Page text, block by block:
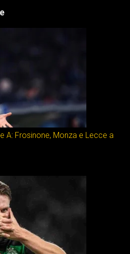
A: Frosinone, Monza e Lecce a